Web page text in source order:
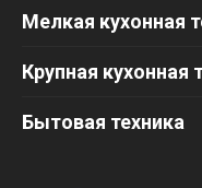
Мелкая кухонная
Крупная кухонная
Бытовая техника